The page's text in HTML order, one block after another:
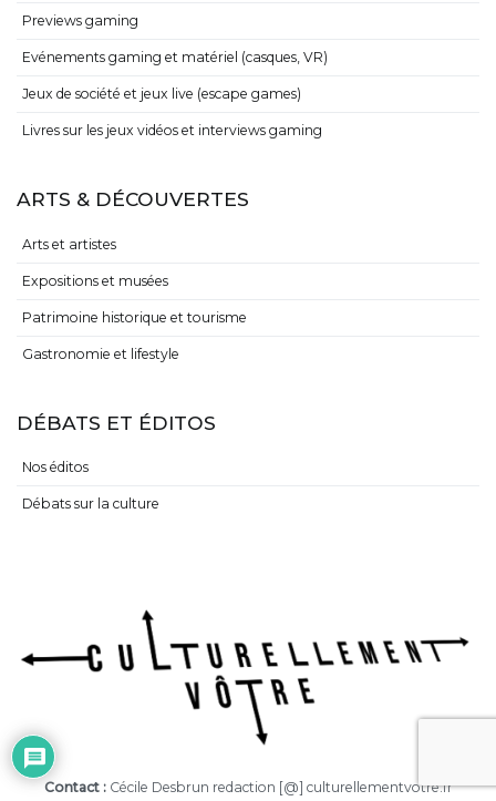
Previews gaming
Evénements gaming et matériel (casques, VR)
Jeux de société et jeux live (escape games)
Livres sur les jeux vidéos et interviews gaming
ARTS & DÉCOUVERTES
Arts et artistes
Expositions et musées
Patrimoine historique et tourisme
Gastronomie et lifestyle
DÉBATS ET ÉDITOS
Nos éditos
Débats sur la culture
Contact :Cécile Desbrun redaction [@] culturellementvotre.fr